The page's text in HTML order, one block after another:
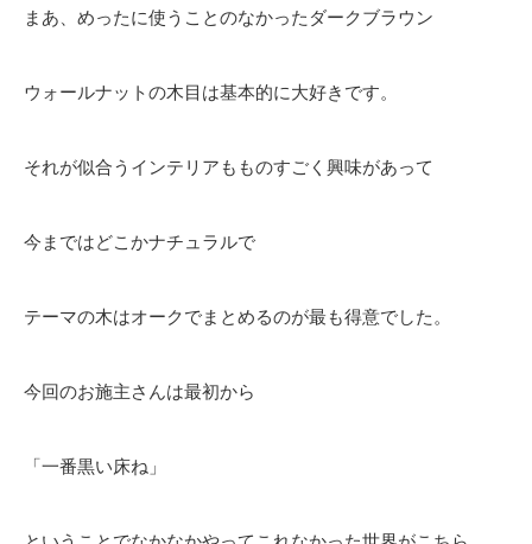
まあ、めったに使うことのなかったダークブラウン
ウォールナットの木目は基本的に大好きです。
それが似合うインテリアもものすごく興味があって
今まではどこかナチュラルで
テーマの木はオークでまとめるのが最も得意でした。
今回のお施主さんは最初から
「一番黒い床ね」